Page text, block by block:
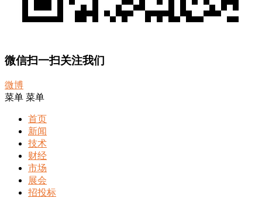
微信扫一扫关注我们
微博
菜单 菜单
首页
新闻
技术
财经
市场
展会
招投标